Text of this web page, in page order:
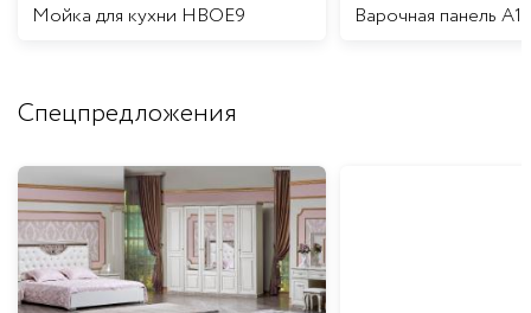
Мойка для кухни HBOE9
Варочная панель A16
Спецпредложения